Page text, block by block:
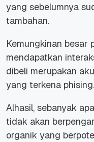
yang sebelumnya
tambahan.
Kemungkinan besar
mendapatkan
dibeli merupakan
yang terkena phising.
Alhasil, sebanyak
tidak akan
organik yang